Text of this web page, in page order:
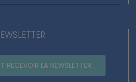
RECEVOIR LA NEWSLETTER